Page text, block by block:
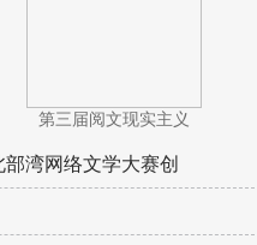
第三届阅文现实主义
湾网络文学大赛创